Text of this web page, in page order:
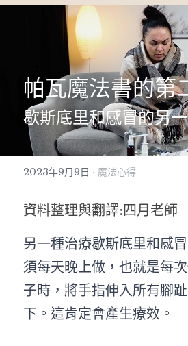
心理測驗
特惠商品
諾斯底運動
人際關係
活動
文獻紀錄
信仰漫遊
翻譯文稿
思想手札
台灣本土藥草魔法課程 - 配
台灣本土藥草實作-好運成雙
台灣本土藥草實作-日進斗金
台灣本土藥草實作-七行星
策略魔法初階密集班-遠距
魅惑策略魔法初階班-實體
金錢策略魔法高階單元I：財
魅惑策略魔法實作班-甜蜜
魅惑策略魔法：紅燈區女郎
金錢策略魔法中階
陰陽眼修練法訣
實用魔法小課程
重生巫毒娃娃
修復財務
土星綑綁娃娃
黑卡蒂大熊座魔法
驅魔聖牌與驅魔詩篇
抓住鬼魂的陷阱與家宅保護課
簡單易懂的開運方位學
聖米迦勒魔法
個人業力課程
胡督魔法
藥草魔法師基礎課程
淨化與療癒篇-胡督魔法一
反轉詛咒篇-胡督魔法二
金錢魔法與祭壇-胡督魔法三
愛情魔法篇-胡督魔法四
關係破壞者-胡督單元五
魔法油配方解析
藥草行星魔法-胡督單元
現代魔法
星光魔法單元一 (實體))
星光魔法單元二 (實體)
天使符印-現代魔法
行星符印-現代魔法
天國星燈
附魔課程
簡單易懂的現代魔法
澤誼老師課程
行星許願課(實體)
天元回歸盤能量療癒｜入門
儀式
聖米迦勒一日儀式
逆轉貧窮咒瓶
2026年度破障祈福儀式
五雷轉運儀式
2026元旦儀式
個案服務
能量風水靈測術
聖徒魔法系列
聖徒魔法密集班
聖安東尼-愛情祝福水
聖加速－吸引金錢馬蹄鐵
搜索
帕瓦魔法書的第
歇斯底里和感冒的另
2023年9月9日 · 魔法心得
資料整理與翻譯:四月老師
另一種治療歇斯底里和感
須每天晚上做，也就是每
子時，將手指伸入所有腳
下。這肯定會產生療效。